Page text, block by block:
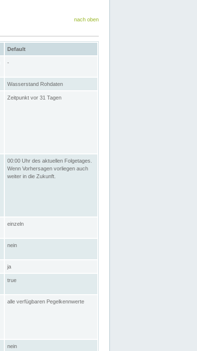
nach oben
Default
-
Wasserstand Rohdaten
Zeitpunkt vor 31 Tagen
00:00 Uhr des aktuellen Folgetages.
Wenn Vorhersagen vorliegen auch
weiter in die Zukunft.
einzeln
nein
ja
true
alle verfügbaren Pegelkennwerte
nein